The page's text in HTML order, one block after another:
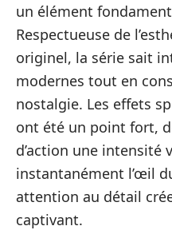
un élément
Respectueuse de
originel, la série sait
modernes tout en
nostalgie. Les effets
ont été un point fort,
d’action une intensité
instantanément l’œil
attention au détail
captivant.